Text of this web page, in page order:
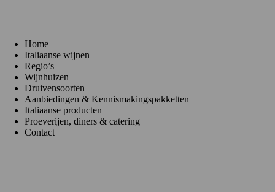
Home
Italiaanse wijnen
Regio’s
Wijnhuizen
Druivensoorten
Aanbiedingen & Kennismakingspakketten
Italiaanse producten
Proeverijen, diners & catering
Contact